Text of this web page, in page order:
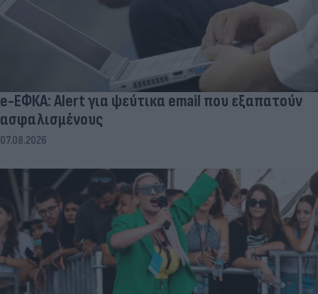
e-ΕΦΚΑ: Alert για ψεύτικα email που εξαπατούν
ασφαλισμένους
07.08.2026